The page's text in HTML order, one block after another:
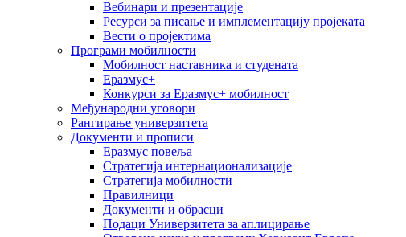
Вебинари и презентације
Ресурси за писање и имплементацију пројеката
Вести о пројектима
Програми мобилности
Мобилност наставника и студената
Еразмус+
Конкурси за Еразмус+ мобилност
Међународни уговори
Рангирање универзитета
Документи и прописи
Еразмус повеља
Стратегија интернационализације
Стратегија мобилности
Правилници
Документи и обрасци
Подаци Универзитета за аплицирање